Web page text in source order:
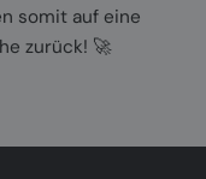
somit auf eine
zurück! 🚀